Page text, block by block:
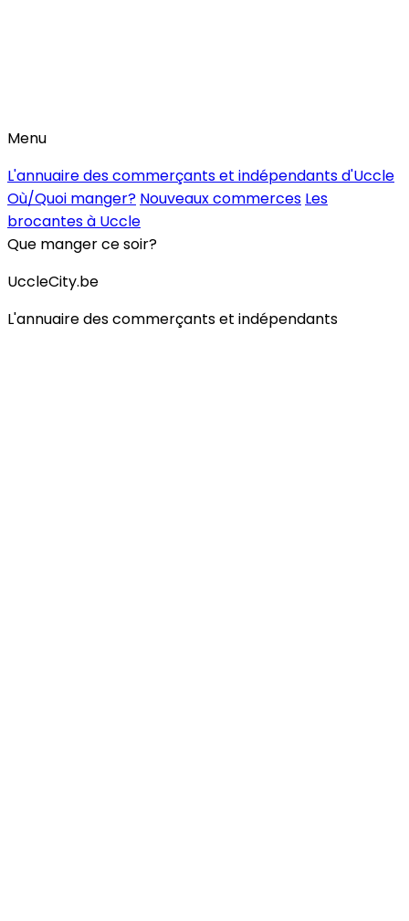
Menu
L'annuaire des commerçants et indépendants d'Uccle
Où/Quoi manger? Nouveaux commerces Les
brocantes à Uccle
Que manger ce soir?
UccleCity.be
L'annuaire des commerçants et indépendants